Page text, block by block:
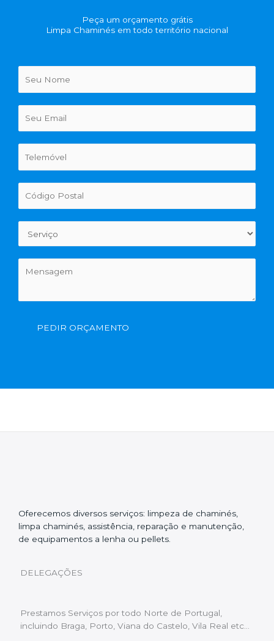
Peça um orçamento grátis
Limpa Chaminés em todo território nacional
PEDIR ORÇAMENTO
Oferecemos diversos serviços: limpeza de chaminés,
limpa chaminés, assistência, reparação e manutenção,
de equipamentos a lenha ou pellets.
DELEGAÇÕES
Prestamos Serviços por todo Norte de Portugal,
incluindo Braga, Porto, Viana do Castelo, Vila Real etc…